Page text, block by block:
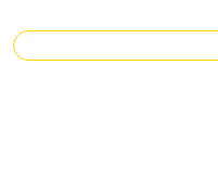
Rechercher